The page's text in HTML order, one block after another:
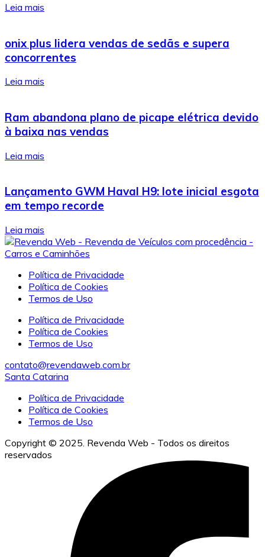
Leia mais
onix plus lidera vendas de sedãs e supera
concorrentes
Leia mais
Ram abandona plano de picape elétrica devido
à baixa nas vendas
Leia mais
Lançamento GWM Haval H9: lote inicial esgota
em tempo recorde
Leia mais
Política de Privacidade
Política de Cookies
Termos de Uso
Política de Privacidade
Política de Cookies
Termos de Uso
contato@revendaweb.com.br
Santa Catarina
Política de Privacidade
Política de Cookies
Termos de Uso
Copyright © 2025. Revenda Web - Todos os direitos
reservados